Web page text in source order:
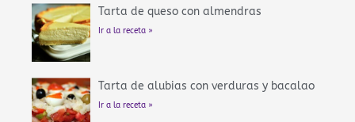
Tarta de queso con almendras
Ir a la receta »
Tarta de alubias con verduras y bacalao
Ir a la receta »